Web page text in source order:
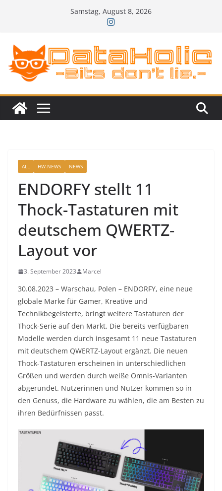
Samstag, August 8, 2026
ALL HW-NEWS NEWS
ENDORFY stellt 11
Thock-Tastaturen mit
deutschem QWERTZ-
Layout vor
3. September 2023 Marcel
30.08.2023 – Warschau, Polen – ENDORFY, eine neue
globale Marke für Gamer, Kreative und
Technikbegeisterte, bringt weitere Tastaturen der
Thock-Serie auf den Markt. Die bereits verfügbaren
Modelle werden durch insgesamt 11 neue Tastaturen
mit deutschem QWERTZ-Layout ergänzt. Die neuen
Thock-Tastaturen erscheinen in unterschiedlichen
Größen und werden durch weiße Omnis-Varianten
abgerundet. Nutzerinnen und Nutzer kommen so in
den Genuss, die Hardware zu wählen, die am Besten zu
ihren Bedürfnissen passt.